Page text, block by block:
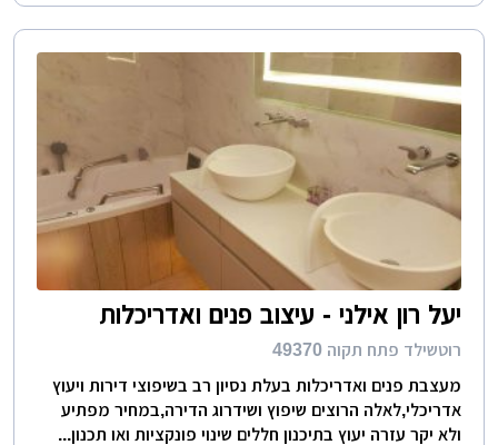
יעל רון אילני - עיצוב פנים ואדריכלות
רוטשילד פתח תקוה 49370
מעצבת פנים ואדריכלות בעלת נסיון רב בשיפוצי דירות ויעוץ
אדריכלי,לאלה הרוצים שיפוץ ושידרוג הדירה,במחיר מפתיע
ולא יקר עזרה יעוץ בתיכנון חללים שינוי פונקציות ואו תכנון...